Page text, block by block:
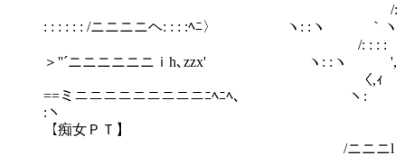
/:
: : : : : : /ニニニニヘ: : : :ﾍﾆ〉 ヽ: :ヽ ｀ヽ
/: : : :
＞''´ニニニニニニｉh､zzx' ヽ: :ヽ ',
〈,ｨ
==ミニニニニニニニニニﾆﾍﾆﾍ､ ヽ:
:
【痴女ＰＴ】
/ニニニl